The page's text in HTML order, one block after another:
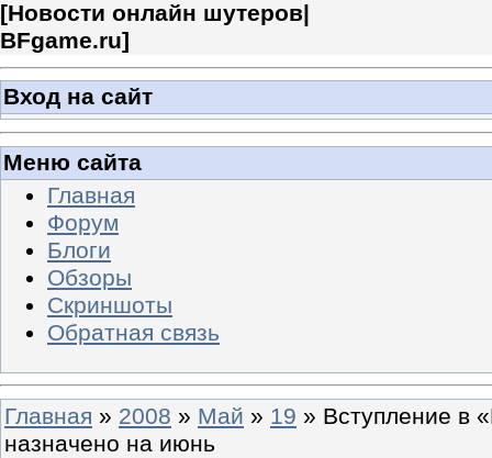
[Новости онлайн шутеров|
BFgame.ru]
Вход на сайт
Меню сайта
Главная
Форум
Блоги
Обзоры
Скриншоты
Обратная связь
Главная » 2008 » Май » 19 » Вступление в
назначено на июнь